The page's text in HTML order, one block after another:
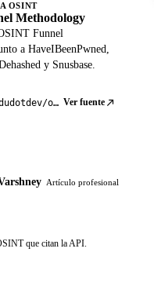
OSINT
Methodology
Funnel
a HaveIBeenPwned,
y Snusbase.
github.com/pdudotdev/ofm Ver fuente
Artículo profesional
que citan la API.